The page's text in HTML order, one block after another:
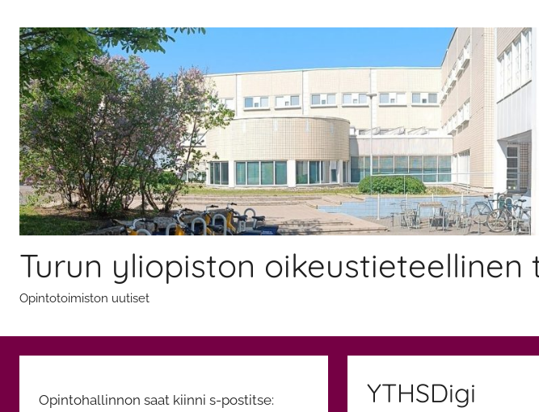
content
Turun yliopiston oikeustieteellinen
Opintotoimiston uutiset
YTHSDigi
Opintohallinnon saat kiinni s-postitse: